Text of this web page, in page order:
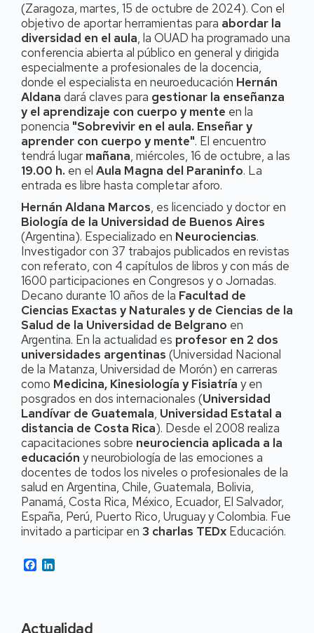
(Zaragoza, martes, 15 de octubre de 2024). Con el
objetivo de aportar herramientas para abordar la
diversidad en el aula, la OUAD ha programado una
conferencia abierta al público en general y dirigida
especialmente a profesionales de la docencia,
donde el especialista en neuroeducación Hernán
Aldana dará claves para gestionar la enseñanza
y el aprendizaje con cuerpo y mente en la
ponencia "Sobrevivir en el aula. Enseñar y
aprender con cuerpo y mente". El encuentro
tendrá lugar mañana, miércoles, 16 de octubre, a las
19.00 h. en el Aula Magna del Paraninfo. La
entrada es libre hasta completar aforo.
Hernán Aldana Marcos, es licenciado y doctor en
Biología de la Universidad de Buenos Aires
(Argentina). Especializado en Neurociencias.
Investigador con 37 trabajos publicados en revistas
con referato, con 4 capítulos de libros y con más de
1600 participaciones en Congresos y o Jornadas.
Decano durante 10 años de la Facultad de
Ciencias Exactas y Naturales y de Ciencias de la
Salud de la Universidad de Belgrano en
Argentina. En la actualidad es profesor en 2 dos
universidades argentinas (Universidad Nacional
de la Matanza, Universidad de Morón) en carreras
como Medicina, Kinesiología y Fisiatría y en
posgrados en dos internacionales (Universidad
Landívar de Guatemala, Universidad Estatal a
distancia de Costa Rica). Desde el 2008 realiza
capacitaciones sobre neurociencia aplicada a la
educación y neurobiología de las emociones a
docentes de todos los niveles o profesionales de la
salud en Argentina, Chile, Guatemala, Bolivia,
Panamá, Costa Rica, México, Ecuador, El Salvador,
España, Perú, Puerto Rico, Uruguay y Colombia. Fue
invitado a participar en 3 charlas TEDx Educación.
Facebook
Actualidad